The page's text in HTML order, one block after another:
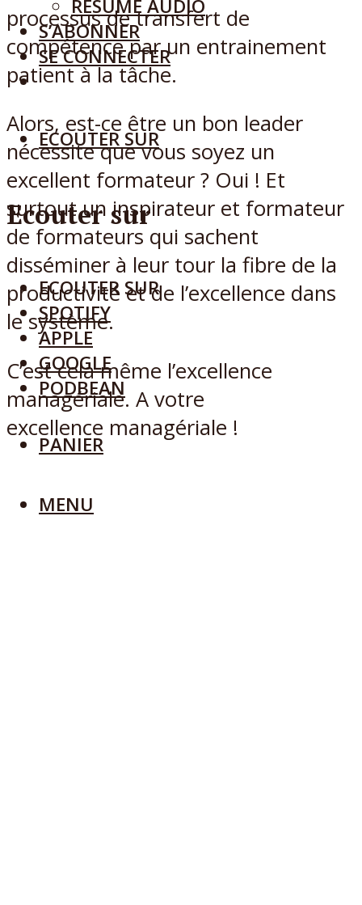
RÉSUMÉ AUDIO
S’ABONNER
SE CONNECTER
ECOUTER SUR
Ecouter sur
ECOUTER SUR
SPOTIFY
APPLE
GOOGLE
PODBEAN
PANIER
MENU
processus de transfert de
compétence par un entrainement
patient à la tâche.
Alors, est-ce être un bon leader
nécessite que vous soyez un
excellent formateur ? Oui ! Et
surtout un inspirateur et formateur
de formateurs qui sachent
disséminer à leur tour la fibre de la
productivité et de l’excellence dans
le système.
C’est cela même l’excellence
managériale. A votre
excellence managériale !